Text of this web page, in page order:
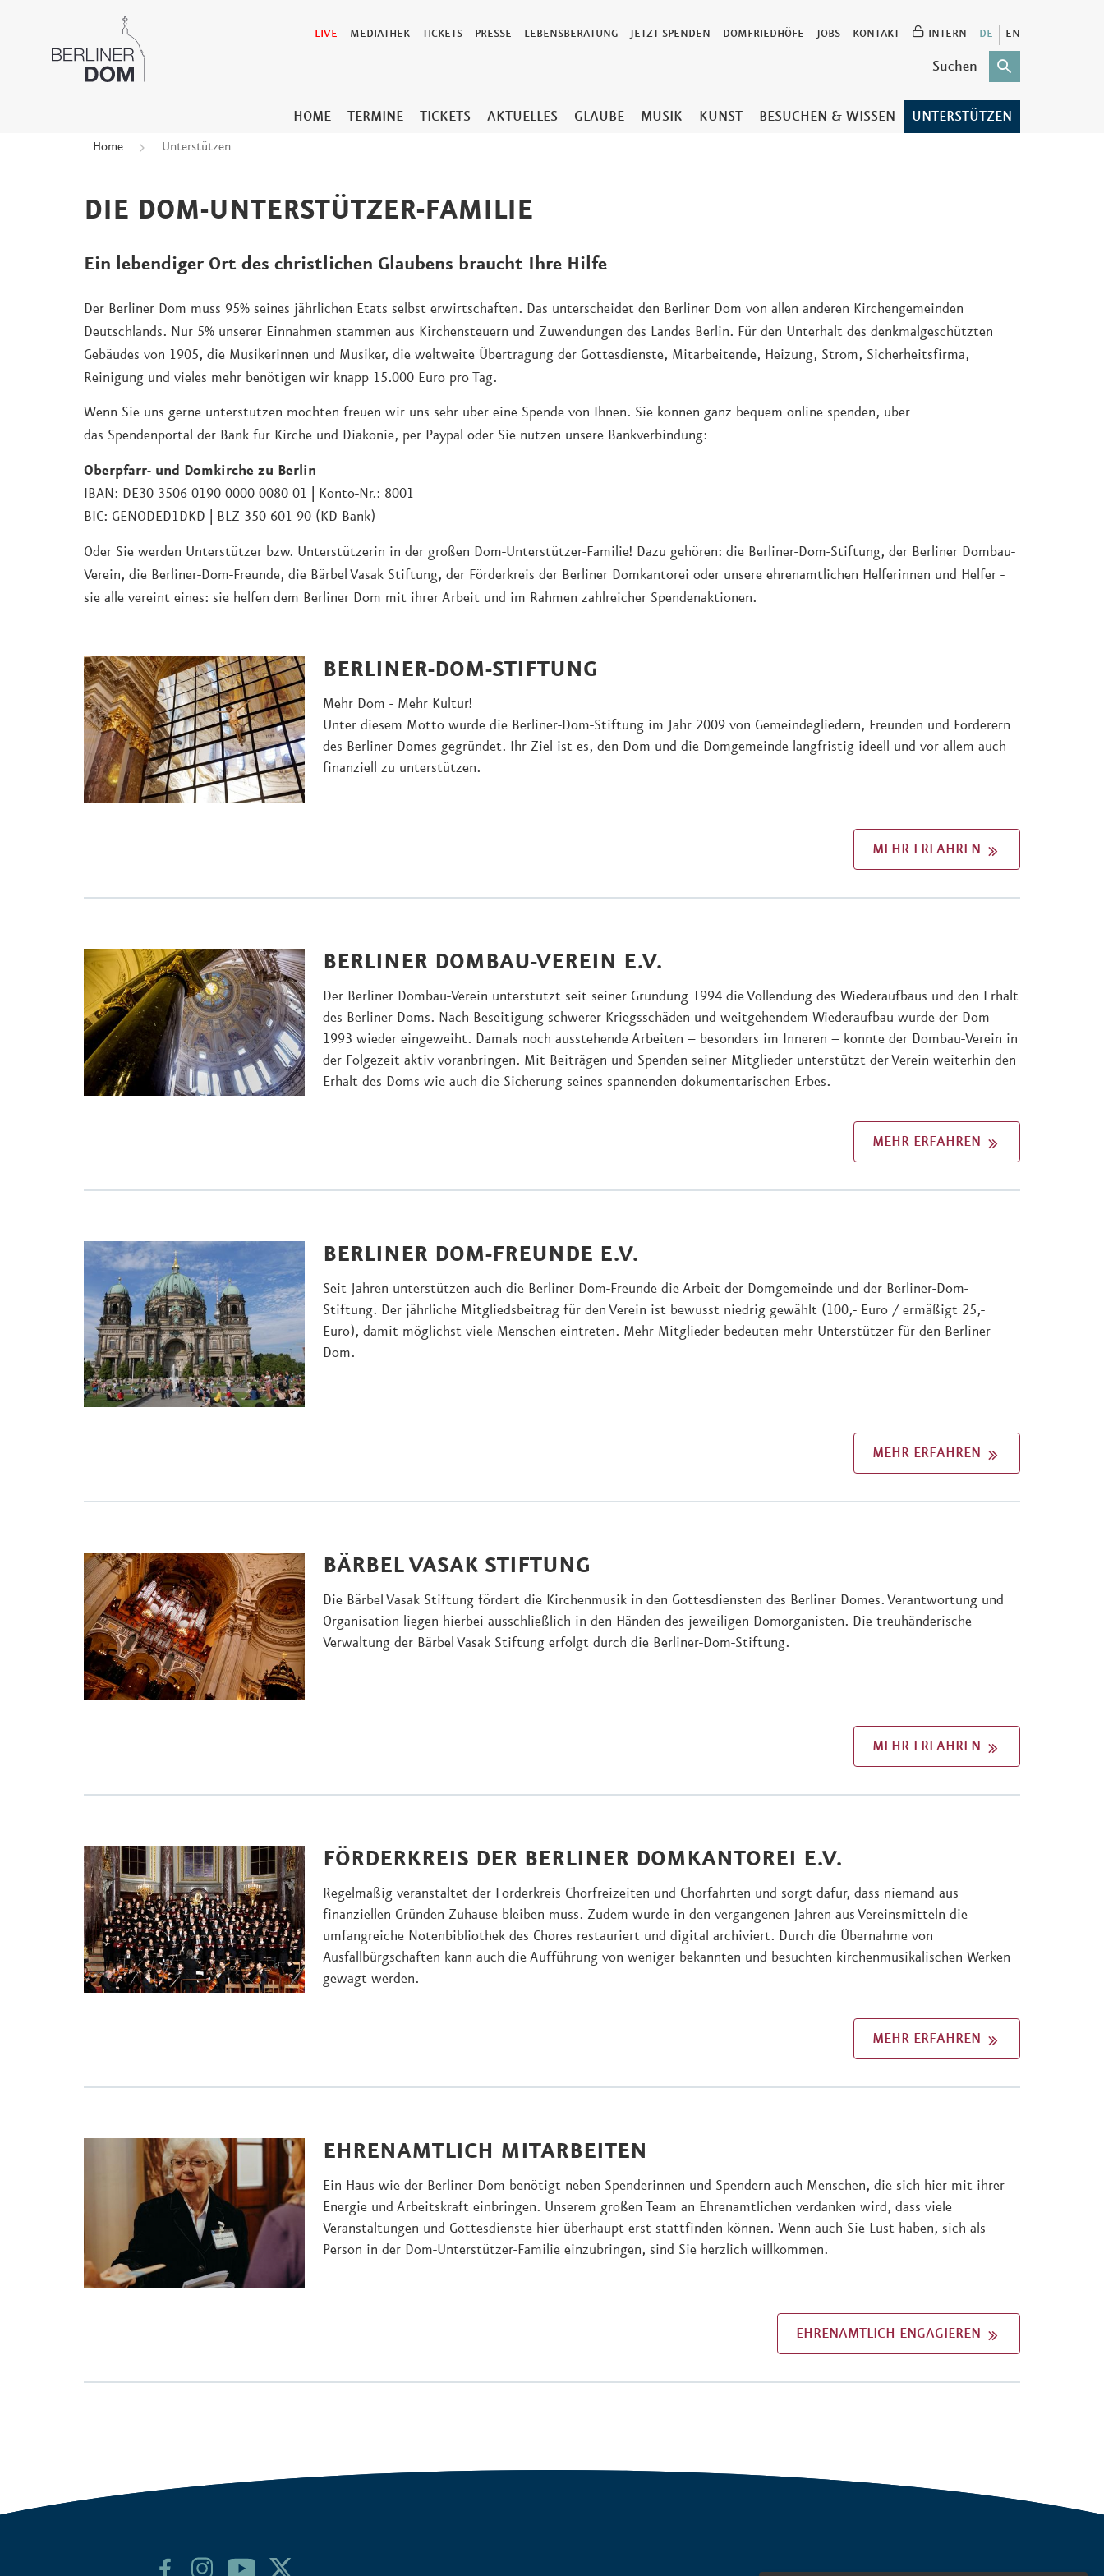
LIVE MEDIATHEK TICKETS PRESSE LEBENSBERATUNG JETZT SPENDEN DOMFRIEDHÖFE JOBS KONTAKT INTERN DE EN
HOME TERMINE TICKETS AKTUELLES GLAUBE MUSIK KUNST BESUCHEN & WISSEN UNTERSTÜTZEN
Home Unterstützen
DIE DOM-UNTERSTÜTZER-FAMILIE
Ein lebendiger Ort des christlichen Glaubens braucht Ihre Hilfe
Der Berliner Dom muss 95% seines jährlichen Etats selbst erwirtschaften. Das unterscheidet den Berliner Dom von allen anderen Kirchengemeinden
Deutschlands. Nur 5% unserer Einnahmen stammen aus Kirchensteuern und Zuwendungen des Landes Berlin. Für den Unterhalt des denkmalgeschützten
Gebäudes von 1905, die Musikerinnen und Musiker, die weltweite Übertragung der Gottesdienste, Mitarbeitende, Heizung, Strom, Sicherheitsfirma,
Reinigung und vieles mehr benötigen wir knapp 15.000 Euro pro Tag.
Wenn Sie uns gerne unterstützen möchten freuen wir uns sehr über eine Spende von Ihnen. Sie können ganz bequem online spenden, über
das Spendenportal der Bank für Kirche und Diakonie, per Paypal oder Sie nutzen unsere Bankverbindung:
Oberpfarr- und Domkirche zu Berlin
IBAN: DE30 3506 0190 0000 0080 01 | Konto-Nr.: 8001
BIC: GENODED1DKD | BLZ 350 601 90 (KD Bank)
Oder Sie werden Unterstützer bzw. Unterstützerin in der großen Dom-Unterstützer-Familie! Dazu gehören: die Berliner-Dom-Stiftung, der Berliner Dombau-
Verein, die Berliner-Dom-Freunde, die Bärbel Vasak Stiftung, der Förderkreis der Berliner Domkantorei oder unsere ehrenamtlichen Helferinnen und Helfer -
sie alle vereint eines: sie helfen dem Berliner Dom mit ihrer Arbeit und im Rahmen zahlreicher Spendenaktionen.
BERLINER-DOM-STIFTUNG
Mehr Dom - Mehr Kultur!
Unter diesem Motto wurde die Berliner-Dom-Stiftung im Jahr 2009 von Gemeindegliedern, Freunden und Förderern
des Berliner Domes gegründet. Ihr Ziel ist es, den Dom und die Domgemeinde langfristig ideell und vor allem auch
finanziell zu unterstützen.
MEHR ERFAHREN
BERLINER DOMBAU-VEREIN E.V.
Der Berliner Dombau-Verein unterstützt seit seiner Gründung 1994 die Vollendung des Wiederaufbaus und den Erhalt
des Berliner Doms. Nach Beseitigung schwerer Kriegsschäden und weitgehendem Wiederaufbau wurde der Dom
1993 wieder eingeweiht. Damals noch ausstehende Arbeiten – besonders im Inneren – konnte der Dombau-Verein in
der Folgezeit aktiv voranbringen. Mit Beiträgen und Spenden seiner Mitglieder unterstützt der Verein weiterhin den
Erhalt des Doms wie auch die Sicherung seines spannenden dokumentarischen Erbes.
MEHR ERFAHREN
BERLINER DOM-FREUNDE E.V.
Seit Jahren unterstützen auch die Berliner Dom-Freunde die Arbeit der Domgemeinde und der Berliner-Dom-
Stiftung. Der jährliche Mitgliedsbeitrag für den Verein ist bewusst niedrig gewählt (100,- Euro / ermäßigt 25,-
Euro), damit möglichst viele Menschen eintreten. Mehr Mitglieder bedeuten mehr Unterstützer für den Berliner
Dom.
MEHR ERFAHREN
BÄRBEL VASAK STIFTUNG
Die Bärbel Vasak Stiftung fördert die Kirchenmusik in den Gottesdiensten des Berliner Domes. Verantwortung und
Organisation liegen hierbei ausschließlich in den Händen des jeweiligen Domorganisten. Die treuhänderische
Verwaltung der Bärbel Vasak Stiftung erfolgt durch die Berliner-Dom-Stiftung.
MEHR ERFAHREN
FÖRDERKREIS DER BERLINER DOMKANTOREI E.V.
Regelmäßig veranstaltet der Förderkreis Chorfreizeiten und Chorfahrten und sorgt dafür, dass niemand aus
finanziellen Gründen Zuhause bleiben muss. Zudem wurde in den vergangenen Jahren aus Vereinsmitteln die
umfangreiche Notenbibliothek des Chores restauriert und digital archiviert. Durch die Übernahme von
Ausfallbürgschaften kann auch die Aufführung von weniger bekannten und besuchten kirchenmusikalischen Werken
gewagt werden.
MEHR ERFAHREN
EHRENAMTLICH MITARBEITEN
Ein Haus wie der Berliner Dom benötigt neben Spenderinnen und Spendern auch Menschen, die sich hier mit ihrer
Energie und Arbeitskraft einbringen. Unserem großen Team an Ehrenamtlichen verdanken wird, dass viele
Veranstaltungen und Gottesdienste hier überhaupt erst stattfinden können. Wenn auch Sie Lust haben, sich als
Person in der Dom-Unterstützer-Familie einzubringen, sind Sie herzlich willkommen.
EHRENAMTLICH ENGAGIEREN